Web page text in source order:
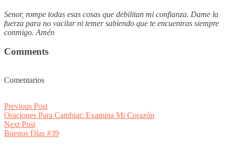
Senor, rompe todas esas cosas que debilitan mi confianza. Dame la
fuerza para no vacilar ni temer sabiendo que te encuentras siempre
conmigo. Amén
Comments
Comentarios
Post
navigation
Previous PostPrevious
post:
Oraciones Para Cambiar: Examina Mi Corazón
Next PostNext
post:
Buenos Días #39